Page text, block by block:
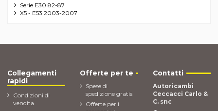
Serie E30 82-87
X5 - E53 2003-2007
Collegamenti
rapidi
Condizioni di
vendita
Offerte per te
Spese di
spedizione gratis
Offerte per i
Contatti
Autoricambi
Ceccacci Carlo &
C. snc